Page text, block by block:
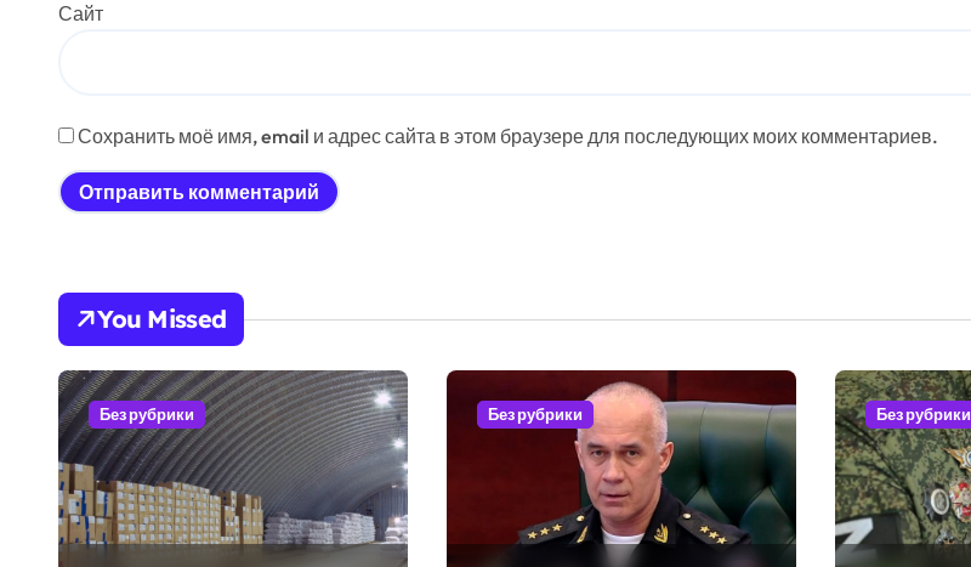
Сайт
Сохранить моё имя, email и адрес сайта в этом браузере для последующих моих комментариев.
You Missed
Без рубрики Без рубрики Без рубрики